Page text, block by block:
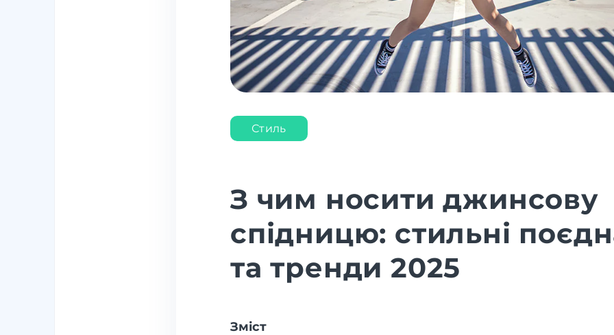
Стиль
З чим носити джинсову
спідницю: стильні
та тренди 2025
Зміст